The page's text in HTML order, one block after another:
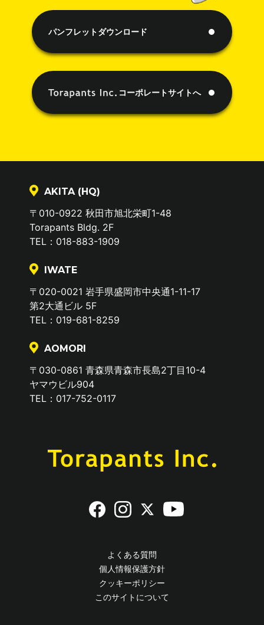
パンフレットダウンロード
コーポレートサイトへ
AKITA (HQ)
〒010-0922 秋田市旭北栄町1-48
Torapants Bldg. 2F
TEL：018-883-1909
IWATE
〒020-0021 岩手県盛岡市中央通1-11-17
第2大通ビル 5F
TEL：019-681-8259
AOMORI
〒030-0861 青森県青森市長島2丁目10-4
ヤマウビル904
TEL：017-752-0117
よくある質問
個人情報保護方針
クッキーポリシー
このサイトについて